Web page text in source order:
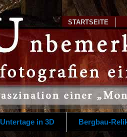
STARTSEITE
Untertage in 3D Bergbau-